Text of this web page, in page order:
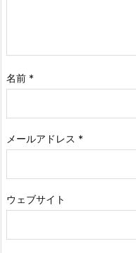
名前 *
メールアドレス *
ウェブサイト